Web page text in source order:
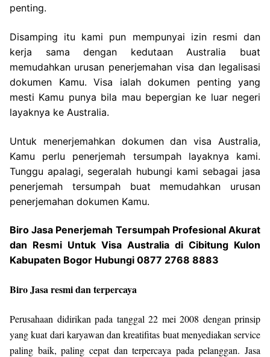
penting.
Disamping itu kami pun mempunyai izin resmi dan
kerja sama dengan kedutaan Australia buat
memudahkan urusan penerjemahan visa dan legalisasi
dokumen Kamu. Visa ialah dokumen penting yang
mesti Kamu punya bila mau bepergian ke luar negeri
layaknya ke Australia.
Untuk menerjemahkan dokumen dan visa Australia,
Kamu perlu penerjemah tersumpah layaknya kami.
Tunggu apalagi, segeralah hubungi kami sebagai jasa
penerjemah tersumpah buat memudahkan urusan
penerjemahan dokumen Kamu.
Biro Jasa Penerjemah Tersumpah Profesional Akurat
dan Resmi Untuk Visa Australia di Cibitung Kulon
Kabupaten Bogor Hubungi 0877 2768 8883
Biro Jasa resmi dan terpercaya
Perusahaan didirikan pada tanggal 22 mei 2008 dengan prinsip
yang kuat dari karyawan dan kreatifitas buat menyediakan service
paling baik, paling cepat dan terpercaya pada pelanggan. Jasa